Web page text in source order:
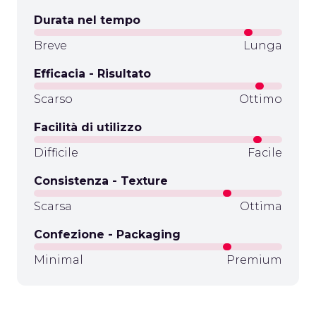
Durata nel tempo
Breve
Lunga
Efficacia - Risultato
Scarso
Ottimo
Facilità di utilizzo
Difficile
Facile
Consistenza - Texture
Scarsa
Ottima
Confezione - Packaging
Minimal
Premium